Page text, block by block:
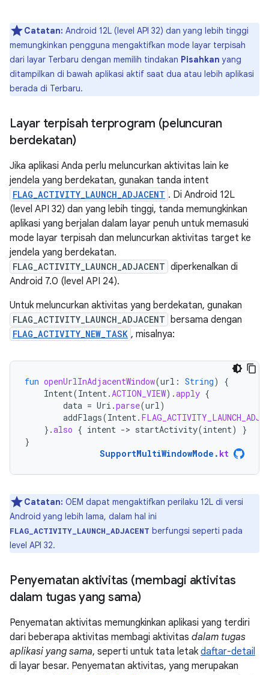
Catatan: Android 12L (level API 32) dan yang lebih tinggi
memungkinkan pengguna mengaktifkan mode layar terpisah
dari layar Terbaru dengan memilih tindakan Pisahkan yang
ditampilkan di bawah aplikasi aktif saat dua atau lebih aplikasi
berada di Terbaru.
Layar terpisah terprogram (peluncuran
berdekatan)
Jika aplikasi Anda perlu meluncurkan aktivitas lain ke
jendela yang berdekatan, gunakan tanda intent
FLAG_ACTIVITY_LAUNCH_ADJACENT . Di Android 12L
(level API 32) dan yang lebih tinggi, tanda memungkinkan
aplikasi yang berjalan dalam layar penuh untuk memasuki
mode layar terpisah dan meluncurkan aktivitas target ke
jendela yang berdekatan.
FLAG_ACTIVITY_LAUNCH_ADJACENT diperkenalkan di
Android 7.0 (level API 24).
Untuk meluncurkan aktivitas yang berdekatan, gunakan
FLAG_ACTIVITY_LAUNCH_ADJACENT bersama dengan
FLAG_ACTIVITY_NEW_TASK , misalnya:
fun openUrlInAdjacentWindow(url : String)
{
Intent(Intent.ACTION_VIEW).apply {
data = Uri .parse(url)
addFlags(Intent.
}.also { intent -> startActivity(intent)
}
}
SupportMultiWindowMode . kt
Catatan: OEM dapat mengaktifkan perilaku 12L di versi
Android yang lebih lama, dalam hal ini
FLAG_ACTIVITY_LAUNCH_ADJACENT berfungsi seperti pada
level API 32.
Penyematan aktivitas (membagi aktivitas
dalam tugas yang sama)
Penyematan aktivitas memungkinkan aplikasi yang terdiri
dari beberapa aktivitas membagi aktivitas dalam tugas
aplikasi yang sama, seperti untuk tata letak daftar-detail
di layar besar. Penyematan aktivitas, yang merupakan